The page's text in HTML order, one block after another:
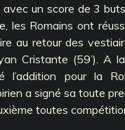
avec un score de 3
les Romains ont
au retour des
Cristante (59’). A
l’addition pour la
a signé sa toute
toutes